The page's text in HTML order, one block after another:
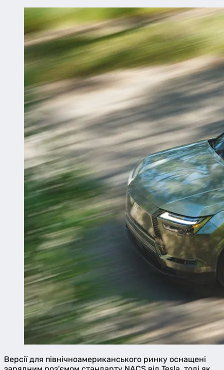
Версії для північноамериканського ринку оснащені